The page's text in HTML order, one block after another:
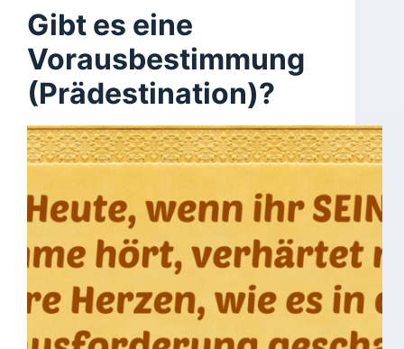
Gibt es eine
Vorausbestimmung
(Prädestination)?